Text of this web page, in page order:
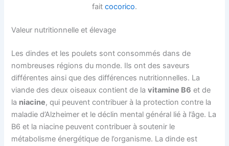
fait cocorico.
Valeur nutritionnelle et élevage
Les dindes et les poulets sont consommés dans de
nombreuses régions du monde. Ils ont des saveurs
différentes ainsi que des différences nutritionnelles. La
viande des deux oiseaux contient de lavitamine B6 et de
la niacine, qui peuvent contribuer à la protection contre la
maladie d’Alzheimer et le déclin mental général lié à l’âge. La
B6 et la niacine peuvent contribuer à soutenir le
métabolisme énergétique de l’organisme. La dinde est